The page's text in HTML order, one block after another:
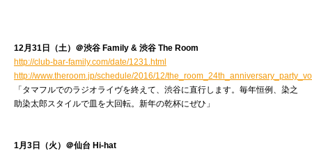
12月31日（土）＠渋谷 Family & 渋谷 The Room
http://club-bar-family.com/date/1231.html
http://www.theroom.jp/schedule/2016/12/
「タマフルでのラジオライヴを終えて、渋谷に直行します。毎年恒例、染之
助染太郎スタイルで皿を大回転。新年の乾杯にぜひ」
1月3日（火）＠仙台 Hi-hat